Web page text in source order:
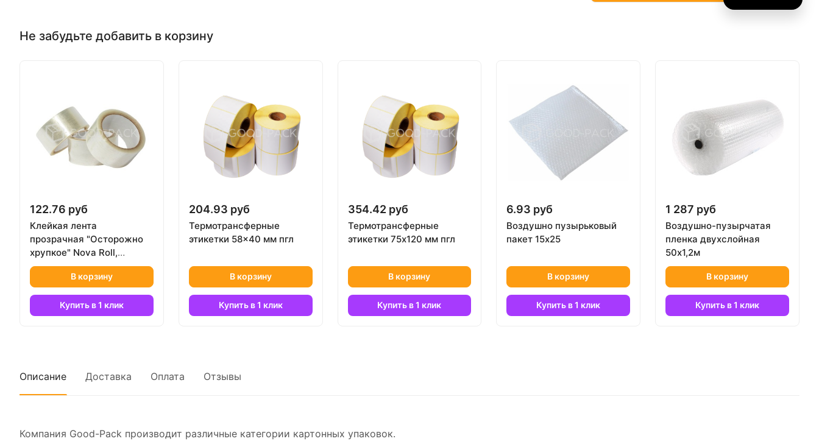
Не забудьте добавить в корзину
122.76 руб
Клейкая лента
прозрачная "Осторожно
хрупкое" Nova Roll,
48ммх66мх40мкм (Скотч)
В корзину
Купить в 1 клик
204.93 руб
Термотрансферные
этикетки 58x40 мм пгл
В корзину
Купить в 1 клик
354.42 руб
Термотрансферные
этикетки 75х120 мм пгл
В корзину
Купить в 1 клик
6.93 руб
Воздушно пузырьковый
пакет 15х25
В корзину
Купить в 1 клик
1 287 руб
Воздушно-пузырчатая
пленка двухслойная
50х1,2м
В корзину
Купить в 1 клик
Описание Доставка Оплата Отзывы
Компания Good-Pack производит различные категории картонных упаковок.